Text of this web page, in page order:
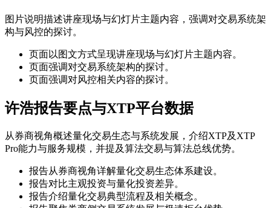
图片说明描述讲座现场与幻灯片主题内容，强调对交易系统架
构与风控的探讨。
页面以图文方式呈现讲座现场与幻灯片主题内容。
页面强调对交易系统架构的探讨。
页面强调对风控相关内容的探讨。
许浩报告要点与XTP平台数据
从券商视角概述量化交易生态与系统发展，介绍XTP及XTP
Pro能力与服务规模，并提及算法交易与算法总线优势。
报告从券商视角详解量化交易生态体系建设。
报告对比主观投资与量化投资差异。
报告介绍量化交易典型流程及相关概念。